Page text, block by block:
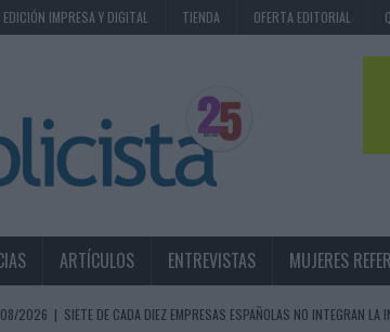
EDICIÓN IMPRESA Y DIGITAL TIENDA OFERTA EDITORIAL
ARTÍCULOS ENTREVISTAS MUJERES
2026 | SIETE DE CADA DIEZ EMPRESAS ESPAÑOLAS NO INTEGRAN LA